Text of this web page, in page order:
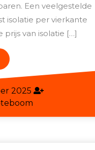
Een veelgestelde
isolatie per vierkante
prijs van isolatie […]
Read
2025 29
november
2025